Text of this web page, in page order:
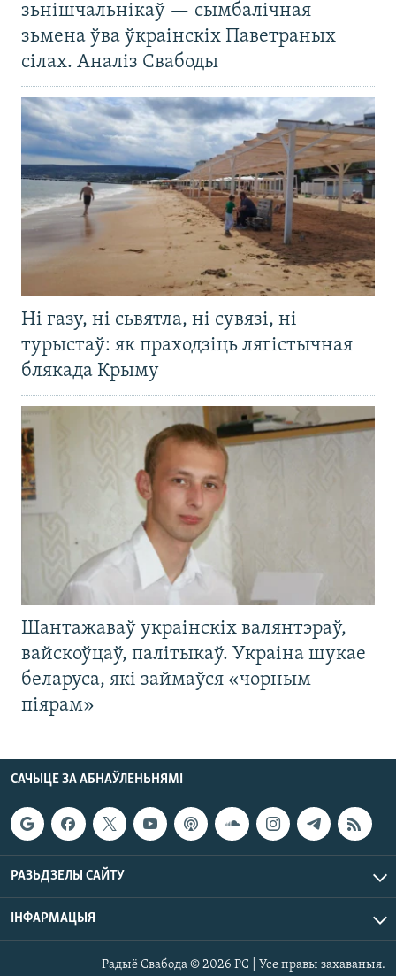
зьнішчальнікаў — сымбалічная
зьмена ўва ўкраінскіх Паветраных
сілах. Аналіз Свабоды
Ні газу, ні сьвятла, ні сувязі, ні
турыстаў: як праходзіць лягістычная
блякада Крыму
Шантажаваў украінскіх валянтэраў,
вайскоўцаў, палітыкаў. Украіна шукае
беларуса, які займаўся «чорным
піярам»
САЧЫЦЕ ЗА АБНАЎЛЕНЬНЯМІ
РАЗЬДЗЕЛЫ САЙТУ
ІНФАРМАЦЫЯ
Радыё Свабода © 2026 РС | Усе правы захаваныя.